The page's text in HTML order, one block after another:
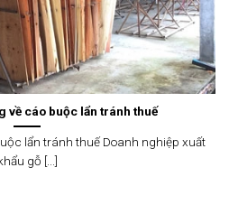
về cáo buộc lẩn tránh thuế
lẩn tránh thuế Doanh nghiệp xuất
gỗ [...]